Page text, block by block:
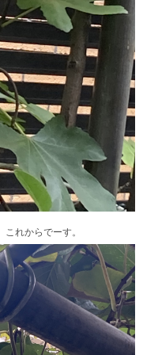
れからでーす。